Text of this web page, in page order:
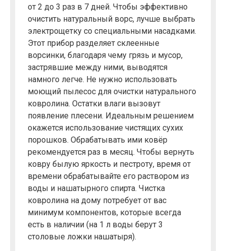
от 2 до 3 раз в 7 дней. Чтобы эффективно
очистить натуральный ворс, лучше выбрать
электрощетку со специальными насадками.
Этот прибор разделяет склеенные
ворсинки, благодаря чему грязь и мусор,
застрявшие между ними, выводятся
намного легче. Не нужно использовать
моющий пылесос для очистки натурального
ковролина. Остатки влаги вызовут
появление плесени. Идеальным решением
окажется использование чистящих сухих
порошков. Обрабатывать ими ковёр
рекомендуется раз в месяц. Чтобы вернуть
ковру былую яркость и пестроту, время от
времени обрабатывайте его раствором из
воды и нашатырного спирта. Чистка
ковролина на дому потребует от вас
минимум компонентов, которые всегда
есть в наличии (на 1 л воды берут 3
столовые ложки нашатыря).